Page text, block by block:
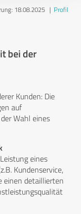
18.08.2025| Profil
bei der
Kunden: Die
auf
Wahl eines
eines
Kundenservice,
einen detaillierten